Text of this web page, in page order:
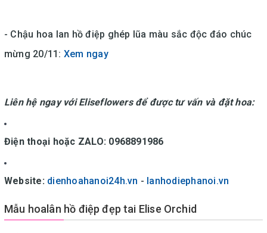
- Chậu hoa lan hồ điệp ghép lũa màu sắc độc đáo chúc
mừng 20/11: Xem ngay
Liên hệ ngay với Eliseflowers để được tư vấn và đặt hoa:
Điện thoại hoặc ZALO: 0968891986
Website: dienhoahanoi24h.vn - lanhodiephanoi.vn
Mẫu hoalân hồ điệp đẹp tai Elise Orchid